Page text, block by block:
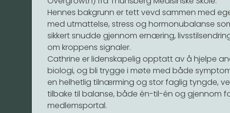
Hennes bakgrunn er tett vevd sammen med
med utmattelse, stress og hormonubalanse
sikkert snudde gjennom ernæring,
om kroppens signaler.
Cathrine er lidenskapelig opptatt av å hjelpe
biologi, og bli trygge i møte med både
en helhetlig tilnærming og stor faglig tyngde,
tilbake til balanse, både én-til-én og gjennom
medlemsportal.